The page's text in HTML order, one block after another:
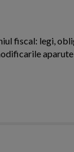
fiscal: legi,